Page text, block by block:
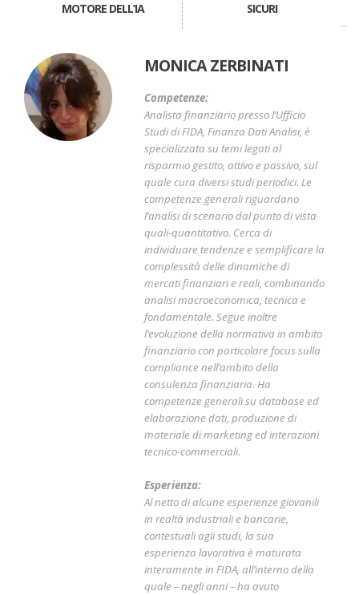
MOTORE DELL’IA
SICURI
MONICA ZERBINATI
Competenze:
Analista finanziario presso l’Ufficio
Studi di FIDA, Finanza Dati Analisi, è
specializzata su temi legati al
risparmio gestito, attivo e passivo, sul
quale cura diversi studi periodici. Le
competenze generali riguardano
l’analisi di scenario dal punto di vista
quali-quantitativo. Cerca di
individuare tendenze e semplificare la
complessità delle dinamiche di
mercati finanziari e reali, combinando
analisi macroeconomica, tecnica e
fondamentale. Segue inoltre
l’evoluzione della normativa in ambito
finanziario con particolare focus sulla
compliance nell’ambito della
consulenza finanziaria. Ha
competenze generali su database ed
elaborazione dati, produzione di
materiale di marketing ed interazioni
tecnico-commerciali.
Esperienza:
Al netto di alcune esperienze giovanili
in realtà industriali e bancarie,
contestuali agli studi, la sua
esperienza lavorativa è maturata
interamente in FIDA, all’interno della
quale – negli anni – ha avuto